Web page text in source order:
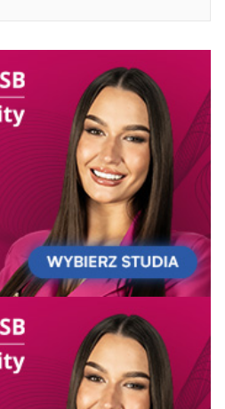
19 19
17 16 16 73,0
10 7
20 23 20 71,7
17 16 68,7